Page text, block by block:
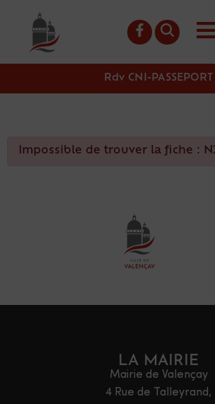
principal
Rdv CNI-PASSEPORT
Impossible de trouver la fiche :
LA MAIRIE
Mairie de Valençay
4 Rue de Talleyrand,